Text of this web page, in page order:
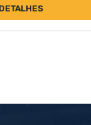
DETALHES